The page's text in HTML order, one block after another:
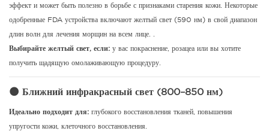
эффект и может быть полезно в борьбе с признаками старения кожи. Некоторые
одобренные FDA устройства включают желтый свет (590 нм) в свой диапазон
длин волн для лечения морщин на всем лице. .
Выбирайте желтый свет, если: у вас покраснение, розацеа или вы хотите
получить щадящую омолаживающую процедуру.
🌑 Ближний инфракрасный свет (800–850 нм)
Идеально подходит для: глубокого восстановления тканей, повышения
упругости кожи, клеточного восстановления.